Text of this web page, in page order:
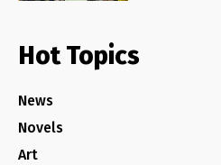
Hot Topics
News
Novels
Art